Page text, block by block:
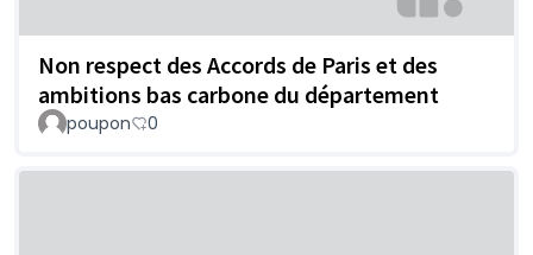
Non respect des Accords de Paris et des
ambitions bas carbone du département
poupon 0